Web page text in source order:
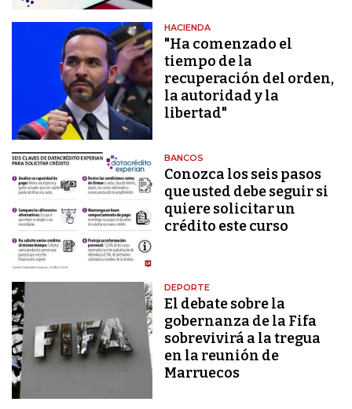
HACIENDA
"Ha comenzado el
tiempo de la
recuperación del orden,
la autoridad y la
libertad"
BANCOS
Conozca los seis pasos
que usted debe seguir si
quiere solicitar un
crédito este curso
DEPORTE
El debate sobre la
gobernanza de la Fifa
sobrevivirá a la tregua
en la reunión de
Marruecos